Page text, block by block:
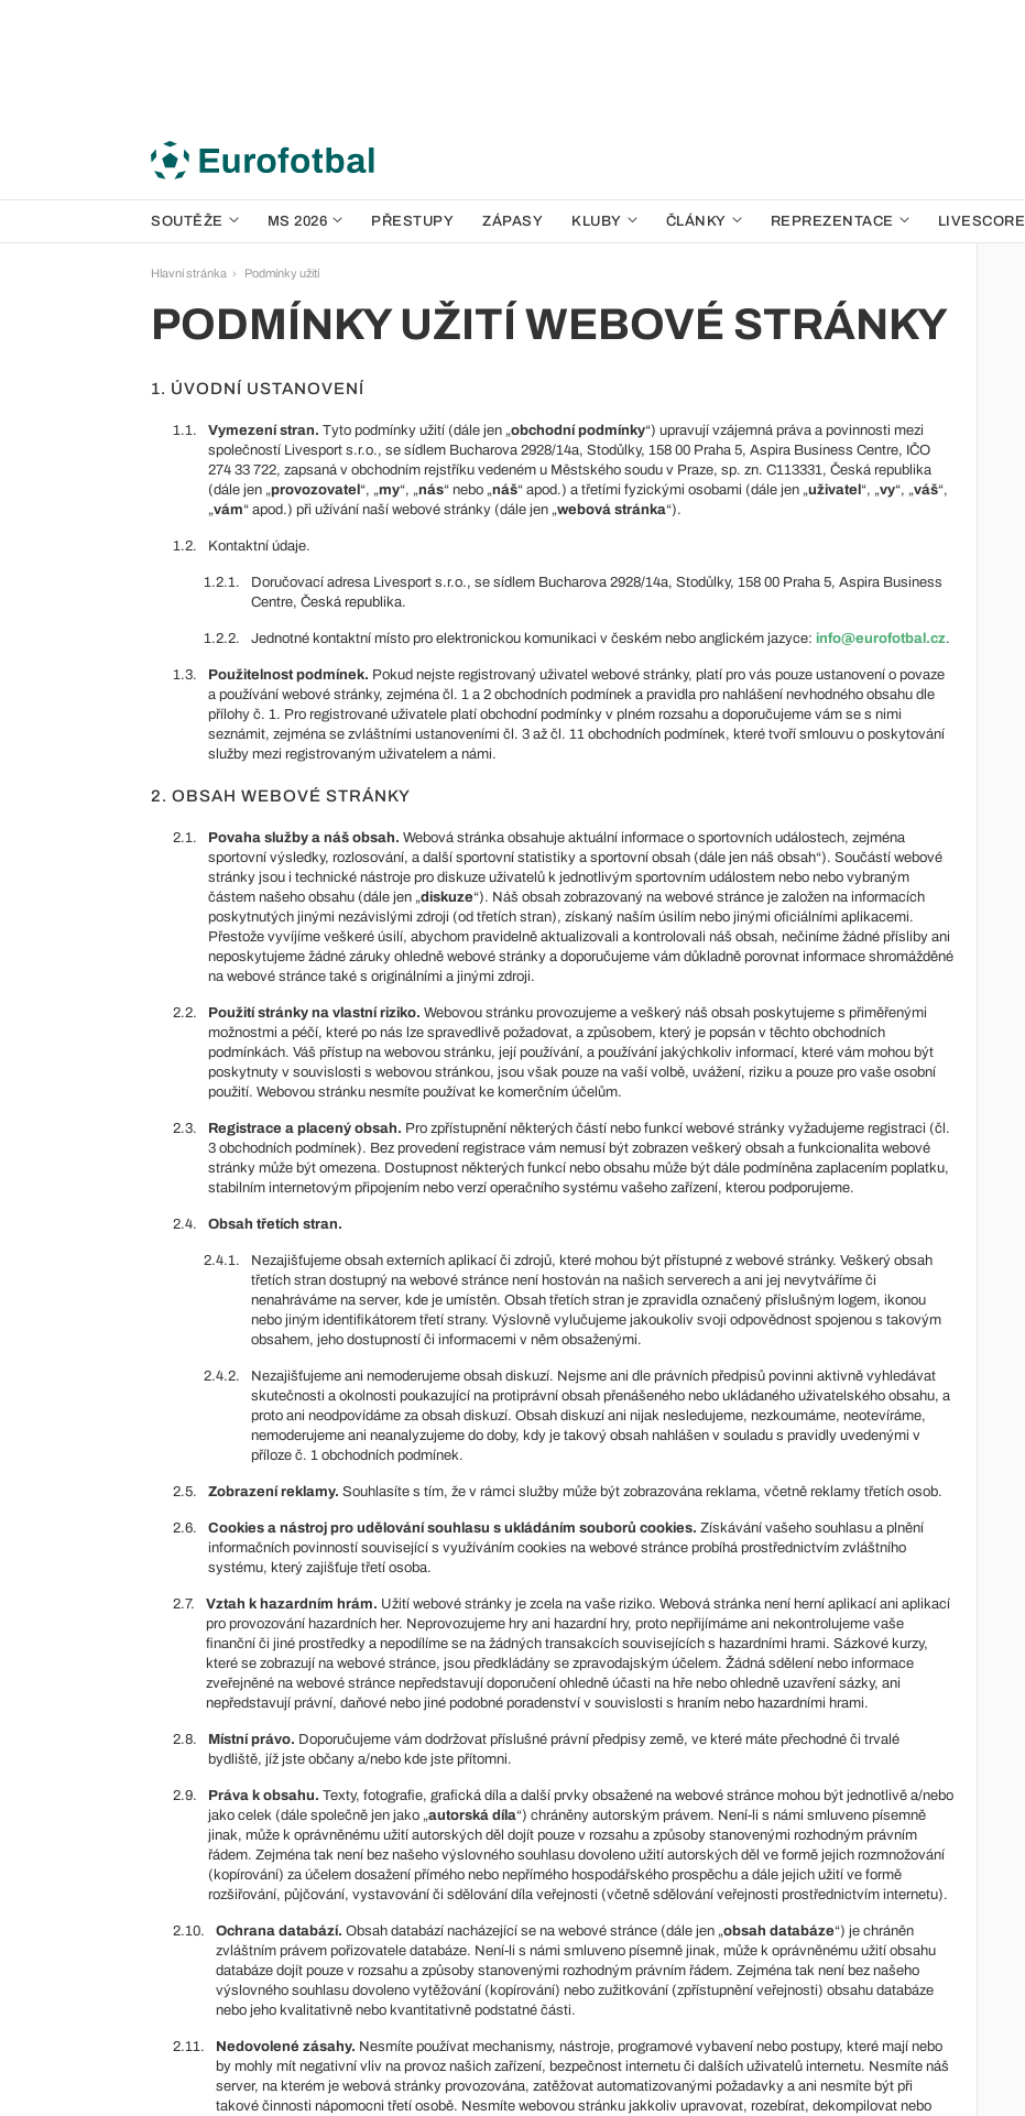
SOUTĚŽE MS 2026 PŘESTUPY ZÁPASY KLUBY ČLÁNKY REPREZENTACE LIVESCORE
Hlavní stránka Podmínky užití
PODMÍNKY UŽITÍ WEBOVÉ STRÁNKY
1. ÚVODNÍ USTANOVENÍ
1.1. Vymezení stran. Tyto podmínky užití (dále jen „obchodní podmínky“) upravují vzájemná práva a povinnosti mezi
společností Livesport s.r.o., se sídlem Bucharova 2928/14a, Stodůlky, 158 00 Praha 5, Aspira Business Centre, IČO
274 33 722, zapsaná v obchodním rejstříku vedeném u Městského soudu v Praze, sp. zn. C113331, Česká republika
(dále jen „provozovatel “, „my“, „nás“ nebo „náš“ apod.) a třetími fyzickými osobami (dále jen „uživatel “, „vy“, „váš“,
„vám“ apod.) při užívání naší webové stránky (dále jen „webová stránka“).
1.2. Kontaktní údaje.
1.2.1.
Doručovací adresa Livesport s.r.o., se sídlem Bucharova 2928/14a, Stodůlky, 158 00 Praha 5, Aspira Business
Centre, Česká republika.
1.2.2. Jednotné kontaktní místo pro elektronickou komunikaci v českém nebo anglickém jazyce: info@eurofotbal.cz.
1.3. Použitelnost podmínek. Pokud nejste registrovaný uživatel webové stránky, platí pro vás pouze ustanovení o povaze
a používání webové stránky, zejména čl. 1 a 2 obchodních podmínek a pravidla pro nahlášení nevhodného obsahu dle
přílohy č. 1. Pro registrované uživatele platí obchodní podmínky v plném rozsahu a doporučujeme vám se s nimi
seznámit, zejména se zvláštními ustanoveními čl. 3 až čl. 11 obchodních podmínek, které tvoří smlouvu o poskytování
služby mezi registrovaným uživatelem a námi.
2. OBSAH WEBOVÉ STRÁNKY
2.1. Povaha služby a náš obsah. Webová stránka obsahuje aktuální informace o sportovních událostech, zejména
sportovní výsledky, rozlosování, a další sportovní statistiky a sportovní obsah (dále jen náš obsah“). Součástí webové
stránky jsou i technické nástroje pro diskuze uživatelů k jednotlivým sportovním událostem nebo nebo vybraným
částem našeho obsahu (dále jen „diskuze“). Náš obsah zobrazovaný na webové stránce je založen na informacích
poskytnutých jinými nezávislými zdroji (od třetích stran), získaný naším úsilím nebo jinými oficiálními aplikacemi.
Přestože vyvíjíme veškeré úsilí, abychom pravidelně aktualizovali a kontrolovali náš obsah, nečiníme žádné přísliby ani
neposkytujeme žádné záruky ohledně webové stránky a doporučujeme vám důkladně porovnat informace shromážděné
na webové stránce také s originálními a jinými zdroji.
2.2. Použití stránky na vlastní riziko. Webovou stránku provozujeme a veškerý náš obsah poskytujeme s přiměřenými
možnostmi a péčí, které po nás lze spravedlivě požadovat, a způsobem, který je popsán v těchto obchodních
podmínkách. Váš přístup na webovou stránku, její používání, a používání jakýchkoliv informací, které vám mohou být
poskytnuty v souvislosti s webovou stránkou, jsou však pouze na vaší volbě, uvážení, riziku a pouze pro vaše osobní
použití. Webovou stránku nesmíte používat ke komerčním účelům.
2.3. Registrace a placený obsah. Pro zpřístupnění některých částí nebo funkcí webové stránky vyžadujeme registraci (čl.
3 obchodních podmínek). Bez provedení registrace vám nemusí být zobrazen veškerý obsah a funkcionalita webové
stránky může být omezena. Dostupnost některých funkcí nebo obsahu může být dále podmíněna zaplacením poplatku,
stabilním internetovým připojením nebo verzí operačního systému vašeho zařízení, kterou podporujeme.
2.4. Obsah třetích stran.
2.4.1.
Nezajišťujeme obsah externích aplikací či zdrojů, které mohou být přístupné z webové stránky. Veškerý obsah
třetích stran dostupný na webové stránce není hostován na našich serverech a ani jej nevytváříme či
nenahráváme na server, kde je umístěn. Obsah třetích stran je zpravidla označený příslušným logem, ikonou
nebo jiným identifikátorem třetí strany. Výslovně vylučujeme jakoukoliv svoji odpovědnost spojenou s takovým
obsahem, jeho dostupností či informacemi v něm obsaženými.
2.4.2.
Nezajišťujeme ani nemoderujeme obsah diskuzí. Nejsme ani dle právních předpisů povinni aktivně vyhledávat
skutečnosti a okolnosti poukazující na protiprávní obsah přenášeného nebo ukládaného uživatelského obsahu, a
proto ani neodpovídáme za obsah diskuzí. Obsah diskuzí ani nijak nesledujeme, nezkoumáme, neotevíráme,
nemoderujeme ani neanalyzujeme do doby, kdy je takový obsah nahlášen v souladu s pravidly uvedenými v
příloze č. 1 obchodních podmínek.
2.5. Zobrazení reklamy. Souhlasíte s tím, že v rámci služby může být zobrazována reklama, včetně reklamy třetích osob.
2.6. Cookies a nástroj pro udělování souhlasu s ukládáním souborů cookies. Získávání vašeho souhlasu a plnění
informačních povinností související s využíváním cookies na webové stránce probíhá prostřednictvím zvláštního
systému, který zajišťuje třetí osoba.
2.7. Vztah k hazardním hrám. Užití webové stránky je zcela na vaše riziko. Webová stránka není herní aplikací ani aplikací
pro provozování hazardních her. Neprovozujeme hry ani hazardní hry, proto nepřijímáme ani nekontrolujeme vaše
finanční či jiné prostředky a nepodílíme se na žádných transakcích souvisejících s hazardními hrami. Sázkové kurzy,
které se zobrazují na webové stránce, jsou předkládány se zpravodajským účelem. Žádná sdělení nebo informace
zveřejněné na webové stránce nepředstavují doporučení ohledně účasti na hře nebo ohledně uzavření sázky, ani
nepředstavují právní, daňové nebo jiné podobné poradenství v souvislosti s hraním nebo hazardními hrami.
2.8. Místní právo. Doporučujeme vám dodržovat příslušné právní předpisy země, ve které máte přechodné či trvalé
bydliště, jíž jste občany a/nebo kde jste přítomni.
2.9. Práva k obsahu. Texty, fotografie, grafická díla a další prvky obsažené na webové stránce mohou být jednotlivě a/nebo
jako celek (dále společně jen jako „autorská díla“) chráněny autorským právem. Není-li s námi smluveno písemně
jinak, může k oprávněnému užití autorských děl dojít pouze v rozsahu a způsoby stanovenými rozhodným právním
řádem. Zejména tak není bez našeho výslovného souhlasu dovoleno užití autorských děl ve formě jejich rozmnožování
(kopírování) za účelem dosažení přímého nebo nepřímého hospodářského prospěchu a dále jejich užití ve formě
rozšiřování, půjčování, vystavování či sdělování díla veřejnosti (včetně sdělování veřejnosti prostřednictvím internetu).
2.10. Ochrana databází. Obsah databází nacházející se na webové stránce (dále jen „obsah databáze“) je chráněn
zvláštním právem pořizovatele databáze. Není-li s námi smluveno písemně jinak, může k oprávněnému užití obsahu
databáze dojít pouze v rozsahu a způsoby stanovenými rozhodným právním řádem. Zejména tak není bez našeho
výslovného souhlasu dovoleno vytěžování (kopírování) nebo zužitkování (zpřístupnění veřejnosti) obsahu databáze
nebo jeho kvalitativně nebo kvantitativně podstatné části.
2.11. Nedovolené zásahy. Nesmíte používat mechanismy, nástroje, programové vybavení nebo postupy, které mají nebo
by mohly mít negativní vliv na provoz našich zařízení, bezpečnost internetu či dalších uživatelů internetu. Nesmíte náš
server, na kterém je webová stránky provozována, zatěžovat automatizovanými požadavky a ani nesmíte být při
takové činnosti nápomocni třetí osobě. Nesmíte webovou stránku jakkoliv upravovat, rozebírat, dekompilovat nebo